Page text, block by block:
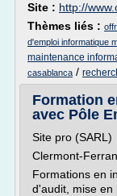
Site : http://
Thèmes liés :
d'emploi informatique
maintenance
casablanca /
Formation
avec Pôle
Site pro (SARL)
Clermont-
Formations en
d'audit, mise en